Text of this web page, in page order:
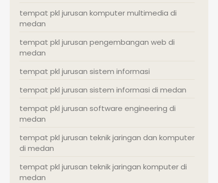
tempat pkl jurusan komputer multimedia di
medan
tempat pkl jurusan pengembangan web di
medan
tempat pkl jurusan sistem informasi
tempat pkl jurusan sistem informasi di medan
tempat pkl jurusan software engineering di
medan
tempat pkl jurusan teknik jaringan dan komputer
di medan
tempat pkl jurusan teknik jaringan komputer di
medan